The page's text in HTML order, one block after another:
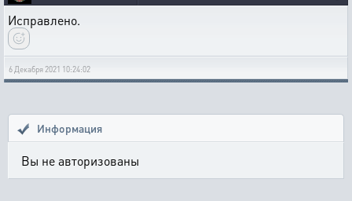
Исправлено.
6 Декабря 2021 10:24:02
Информация
Вы не авторизованы